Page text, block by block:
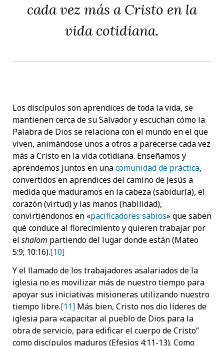
cada vez más a Cristo en la
vida cotidiana.
Los discípulos son aprendices de toda la vida, se
mantienen cerca de su Salvador y escuchan cómo la
Palabra de Dios se relaciona con el mundo en el que
viven, animándose unos a otros a parecerse cada vez
más a Cristo en la vida cotidiana. Enseñamos y
aprendemos juntos en unacomunidad de práctica,
convertidos en aprendices del camino de Jesús a
medida que maduramos en la cabeza (sabiduría), el
corazón (virtud) y las manos (habilidad),
convirtiéndonos en «pacificadores sabios» que saben
qué conduce al florecimiento y quieren trabajar por
el shalom partiendo del lugar donde están (Mateo
5:9; 10:16).[10]
Y el llamado de los trabajadores asalariados de la
iglesia no es movilizar más de nuestro tiempo para
apoyar sus iniciativas misioneras utilizando nuestro
tiempo libre.[11] Más bien, Cristo nos dio líderes de
iglesia para «capacitar al pueblo de Dios para la
obra de servicio, para edificar el cuerpo de Cristo”
como discípulos maduros (Efesios 4:11-13). Como